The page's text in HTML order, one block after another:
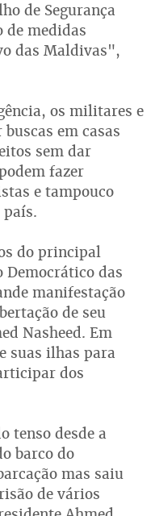
de Segurança
de medidas
das Maldivas",
os militares e
em casas
sem dar
fazer
e tampouco
do principal
das
manifestação
de seu
Nasheed. Em
suas ilhas para
dos
tenso desde a
barco do
mas saiu
de vários